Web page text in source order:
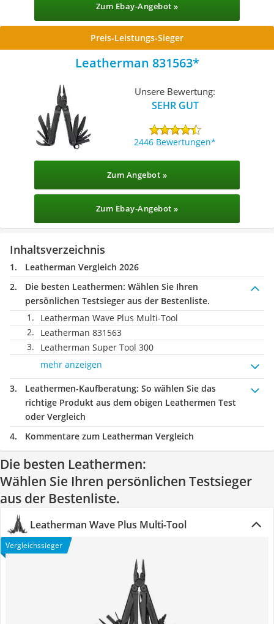
Zum Ebay-Angebot »
Preis-Leistungs-Sieger
Leatherman 831563
Unsere Bewertung:
SEHR GUT
2446 Bewertungen
Zum Angebot »
Zum Ebay-Angebot »
Inhaltsverzeichnis
Leatherman Vergleich 2026
Die besten Leathermen: Wählen Sie Ihren
persönlichen Testsieger aus der Bestenliste.
Leatherman Wave Plus Multi-Tool
Leatherman 831563
Leatherman Super Tool 300
mehr anzeigen
Leathermen-Kaufberatung: So wählen Sie das
richtige Produkt aus dem obigen Leathermen Test
oder Vergleich
Kommentare zum Leatherman Vergleich
Die besten Leathermen:
Wählen Sie Ihren persönlichen Testsieger
aus der Bestenliste.
Leatherman Wave Plus Multi-Tool
Vergleichssieger